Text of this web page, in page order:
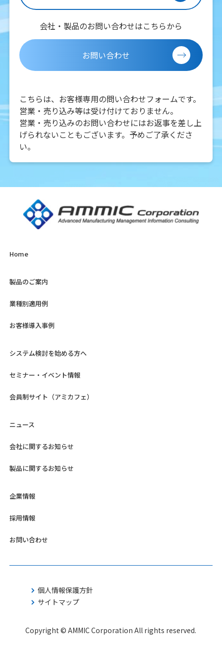
会社・製品のお問い合わせはこちらから
お問い合わせ
こちらは、お客様専用の問い合わせフォームです。
営業・売り込み等は受け付けておりません。
営業・売り込みのお問い合わせにはお返事を差し上
げられないこともございます。予めご了承くださ
い。
Home
製品のご案内
業種別適用例
お客様導入事例
システム検討を始める方へ
セミナー・イベント情報
会員制サイト（アミカフェ）
ニュース
会社に関するお知らせ
製品に関するお知らせ
企業情報
採用情報
お問い合わせ
個人情報保護方針
サイトマップ
Copyright © AMMIC Corporation All rights reserved.